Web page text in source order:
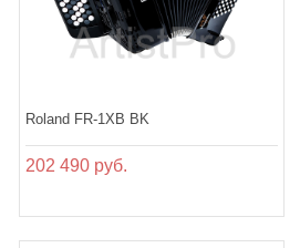
Roland FR-1XB BK
202 490 руб.